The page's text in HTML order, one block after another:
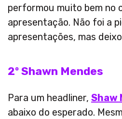
performou muito bem no
apresentação. Não foi a
apresentações, mas
2º Shawn Mendes
Para um headliner, Shaw
abaixo do esperado.